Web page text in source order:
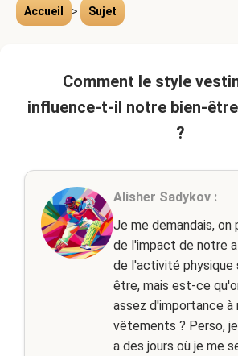
Accueil > Sujet
Comment le style
influence-t-il notre bien-
?
Alisher Sadykov :
Je me demandais, on
de l'impact de notre
de l'activité physique
être, mais est-ce
assez d'importance à
vêtements ? Perso,
a des jours où je me